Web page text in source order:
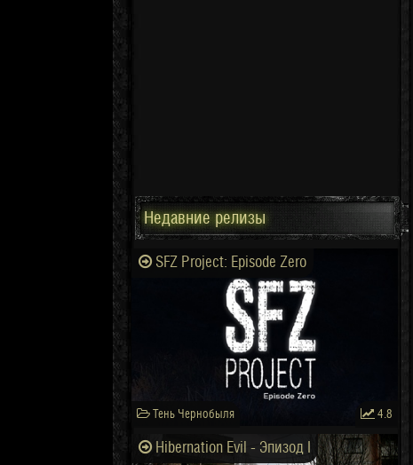
Недавние релизы
SFZ Project: Episode Zero
Тень Чернобыля 4.8
Hibernation Evil - Эпизод I